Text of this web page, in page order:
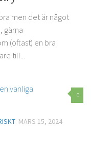
men det är något
gärna
(oftast) en bra
till...
0
MARS 15, 2024